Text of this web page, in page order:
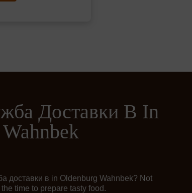
Доставки В In
доставки в in Oldenburg Wahnbek? Not
time to prepare tasty food.